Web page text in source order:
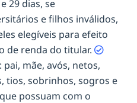
29 dias, se
e filhos inválidos,
elegíveis para efeito
de renda do titular.
: pai, mãe, avós, netos,
tios, sobrinhos, sogros e
possuam com o